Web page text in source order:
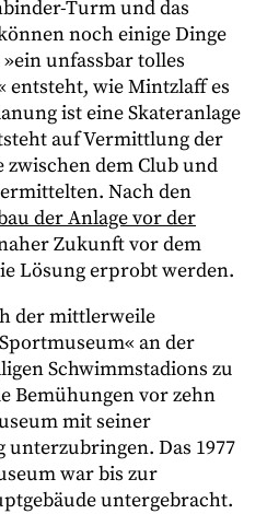
Turm und das
noch einige Dinge
unfassbar tolles
entsteht, wie Mintzlaff es
ist eine Skateranlage
auf Vermittlung der
zwischen dem Club und
Nach den
der Anlage vor der
Zukunft vor dem
Lösung erprobt werden.
der mittlerweile
an der
Schwimmstadions zu
Bemühungen vor zehn
mit seiner
Das 1977
war bis zur
untergebracht.